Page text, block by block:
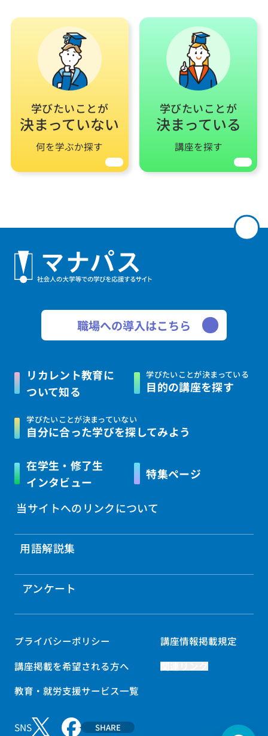
学びたいことが
決まっていない
何を学ぶか探す
学びたいことが
決まっている
講座を探す
職場への導入はこちら
リカレント教育に
ついて知る
学びたいことが決まっている
目的の講座を探す
学びたいことが決まっていない
自分に合った学びを探してみよう
在学生・修了生
インタビュー
特集ページ
当サイトへのリンクについて
用語解説集
アンケート
プライバシーポリシー
講座情報掲載規定
講座掲載を希望される方へ
関連リンク
教育・就労支援サービス一覧
SNS SHARE